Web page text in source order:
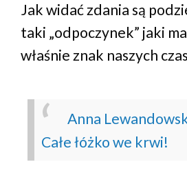
Jak widać zdania są
taki „odpoczynek” jaki
właśnie znak naszych
Anna
Całe łóżko we krwi!